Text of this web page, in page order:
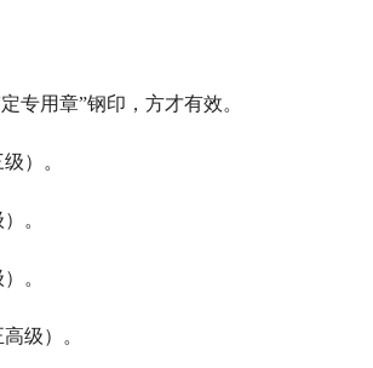
专用章”钢印，方才有效。
）。
。
。
级）。